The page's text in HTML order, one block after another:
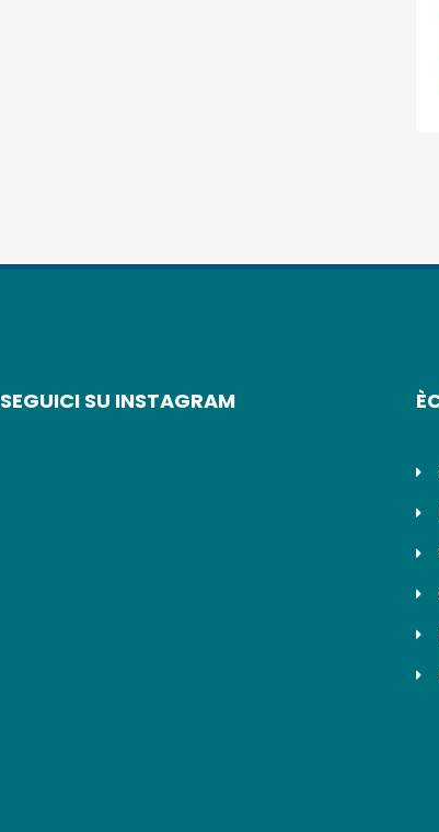
SEGUICI SU INSTAGRAM